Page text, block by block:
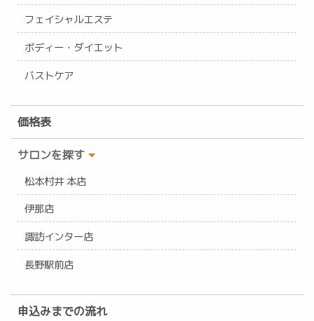
フェイシャルエステ
ボディー・ダイエット
バストケア
価格表
サロンを探す
松本村井 本店
伊那店
諏訪インター店
長野駅前店
申込みまでの流れ